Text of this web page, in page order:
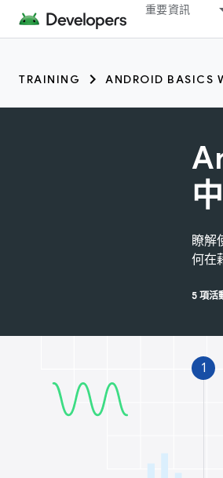
重要資訊
TRAINING ANDROID BASICS
瞭解
何在
5 項活
1